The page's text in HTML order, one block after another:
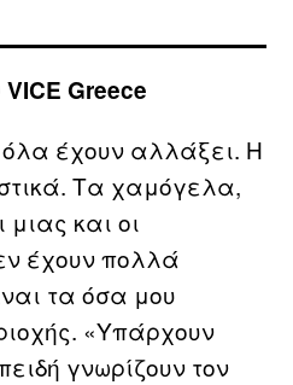
VICE Greece
έχουν αλλάξει. Η
Τα χαμόγελα,
και οι
έχουν πολλά
τα όσα μου
«Υπάρχουν
γνωρίζουν τον